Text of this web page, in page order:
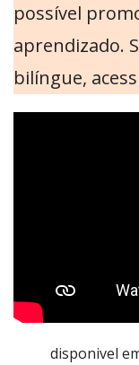
possível
aprendizado.
bilíngue,
disponivel